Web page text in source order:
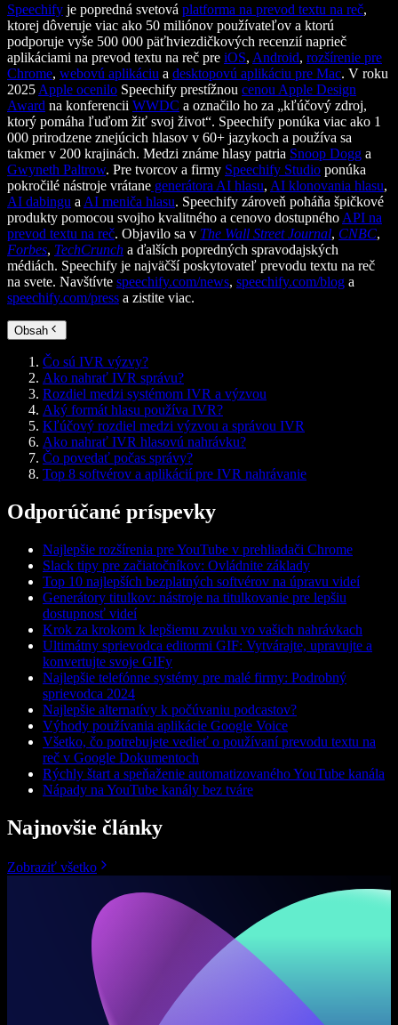
Speechify je popredná svetová platforma na prevod textu na reč,
ktorej dôveruje viac ako 50 miliónov používateľov a ktorú
podporuje vyše 500 000 päťhviezdičkových recenzií naprieč
aplikáciami na prevod textu na reč pre iOS, Android, rozšírenie pre
Chrome, webovú aplikáciu a desktopovú aplikáciu pre Mac. V roku
2025 Apple ocenilo Speechify prestížnou cenou Apple Design
Award na konferencii WWDC a označilo ho za „kľúčový zdroj,
ktorý pomáha ľuďom žiť svoj život“. Speechify ponúka viac ako 1
000 prirodzene znejúcich hlasov v 60+ jazykoch a používa sa
takmer v 200 krajinách. Medzi známe hlasy patria Snoop Dogg a
Gwyneth Paltrow. Pre tvorcov a firmy Speechify Studio ponúka
pokročilé nástroje vrátane generátora AI hlasu, AI klonovania hlasu,
AI dabingu a AI meniča hlasu. Speechify zároveň poháňa špičkové
produkty pomocou svojho kvalitného a cenovo dostupného API na
prevod textu na reč. Objavilo sa v The Wall Street Journal, CNBC,
Forbes, TechCrunch a ďalších popredných spravodajských
médiách. Speechify je najväčší poskytovateľ prevodu textu na reč
na svete. Navštívte speechify.com/news, speechify.com/blog a
speechify.com/press a zistite viac.
Obsah
Čo sú IVR výzvy?
Ako nahrať IVR správu?
Rozdiel medzi systémom IVR a výzvou
Aký formát hlasu používa IVR?
Kľúčový rozdiel medzi výzvou a správou IVR
Ako nahrať IVR hlasovú nahrávku?
Čo povedať počas správy?
Top 8 softvérov a aplikácií pre IVR nahrávanie
Odporúčané príspevky
Najlepšie rozšírenia pre YouTube v prehliadači Chrome
Slack tipy pre začiatočníkov: Ovládnite základy
Top 10 najlepších bezplatných softvérov na úpravu videí
Generátory titulkov: nástroje na titulkovanie pre lepšiu
dostupnosť videí
Krok za krokom k lepšiemu zvuku vo vašich nahrávkach
Ultimátny sprievodca editormi GIF: Vytvárajte, upravujte a
konvertujte svoje GIFy
Najlepšie telefónne systémy pre malé firmy: Podrobný
sprievodca 2024
Najlepšie alternatívy k počúvaniu podcastov?
Výhody používania aplikácie Google Voice
Všetko, čo potrebujete vedieť o používaní prevodu textu na
reč v Google Dokumentoch
Rýchly štart a speňaženie automatizovaného YouTube kanála
Nápady na YouTube kanály bez tváre
Najnovšie články
Zobraziť všetko